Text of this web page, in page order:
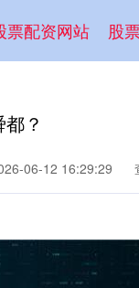
票配资网站 股
？
06-12 16:29:29